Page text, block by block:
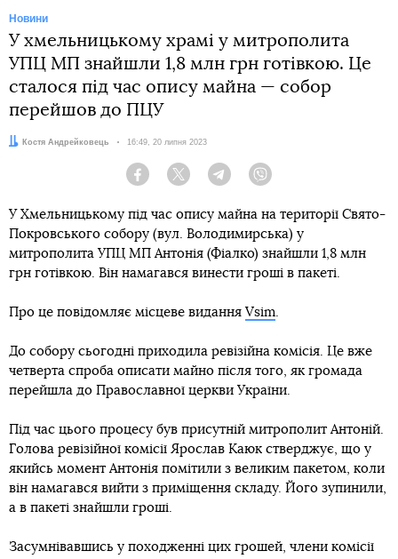
Новини
У хмельницькому храмі у митрополита
УПЦ МП знайшли 1,8 млн грн готівкою. Це
сталося під час опису майна — собор
перейшов до ПЦУ
Автор:Костя Андрейковець Дата:
16:49, 20 липня 2023
Facebook Twitter Telegram
У Хмельницькому під час опису майна на території Свято-
Покровського собору (вул. Володимирська) у
митрополита УПЦ МП Антонія (Фіалко) знайшли 1,8 млн
грн готівкою. Він намагався винести гроші в пакеті.
Про це повідомляє місцеве видання Vsim.
До собору сьогодні приходила ревізійна комісія. Це вже
четверта спроба описати майно після того, як громада
перейшла до Православної церкви України.
Під час цього процесу був присутній митрополит Антоній.
Голова ревізійної комісії Ярослав Каюк стверджує, що у
якийсь момент Антонія помітили з великим пакетом, коли
він намагався вийти з приміщення складу. Його зупинили,
а в пакеті знайшли гроші.
Засумнівавшись у походженні цих грошей, члени комісії